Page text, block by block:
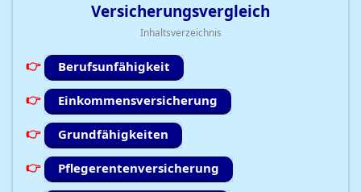
Versicherungsvergleich
Inhaltsverzeichnis
Berufsunfähigkeit
Einkommensversicherung
Grundfähigkeiten
Pflegerentenversicherung